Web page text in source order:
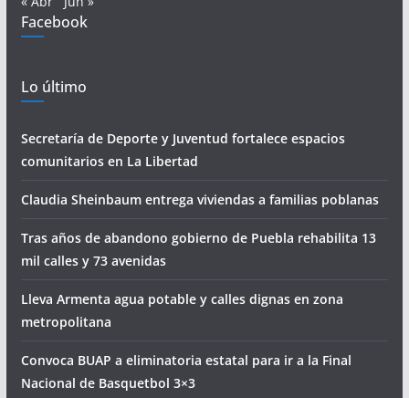
Facebook
Lo último
Secretaría de Deporte y Juventud fortalece espacios
comunitarios en La Libertad
Claudia Sheinbaum entrega viviendas a familias poblanas
Tras años de abandono gobierno de Puebla rehabilita 13
mil calles y 73 avenidas
Lleva Armenta agua potable y calles dignas en zona
metropolitana
Convoca BUAP a eliminatoria estatal para ir a la Final
Nacional de Basquetbol 3×3